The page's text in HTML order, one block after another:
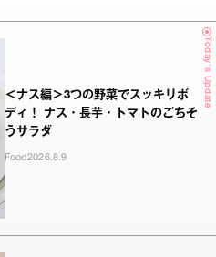
Today's Update
＜ナス編＞3つの野菜でスッキリボ
ディ！ ナス・長芋・トマトのごちそ
うサラダ
Food2026.8.9